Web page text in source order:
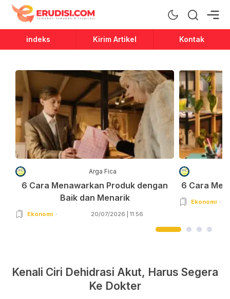
Erudisi
Temukan Jawaban dan Inspirasi
indeks Kirim Artikel Kontak
Arga Fica
6 Cara Menawarkan Produk dengan
Baik dan Menarik
Ekonomi 20/07/2026 | 11:56
6 Cara
Ekonomi
Kenali Ciri Dehidrasi Akut, Harus Segera
Ke Dokter